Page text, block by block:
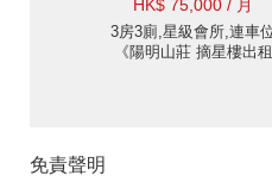
HK$ 75,000 / 月
3房3廁,星級會所,連車
《陽明山莊 摘星樓出租
免責聲明